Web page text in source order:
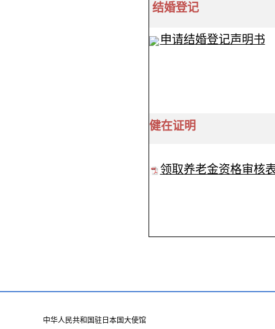
结婚登记
申请结婚登记声明书
健在证明
领取养老金资格审核
中华人民共和国驻日本国大使馆